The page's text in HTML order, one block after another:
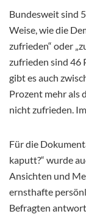
Bundesweit sind
Weise, wie die
zufrieden“ oder
zufrieden sind 46
gibt es auch
Prozent mehr als
nicht zufrieden.
Für die
kaputt?“ wurde
Ansichten und
ernsthafte
Befragten